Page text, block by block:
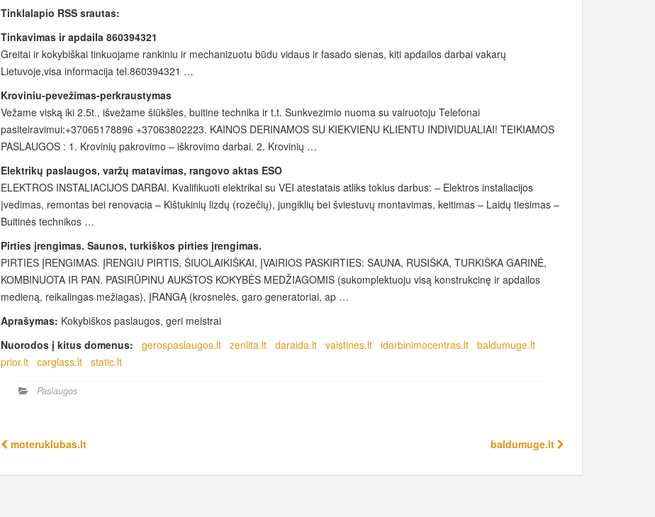
Tinklalapio RSS srautas:
Tinkavimas ir apdaila 860394321
Greitai ir kokybiškai tinkuojame rankiniu ir mechanizuotu būdu vidaus ir fasado sienas, kiti apdailos darbai vakarų
Lietuvoje,visa informacija tel.860394321 …
Kroviniu-pevežimas-perkraustymas
Vežame viską iki 2.5t., išvežame šiūkšles, buitine technika ir t.t. Sunkvezimio nuoma su vairuotoju Telefonai
pasiteiravimui:+37065178896 +37063802223. KAINOS DERINAMOS SU KIEKVIENU KLIENTU INDIVIDUALIAI! TEIKIAMOS
PASLAUGOS : 1. Krovinių pakrovimo – iškrovimo darbai. 2. Krovinių …
Elektrikų paslaugos, varžų matavimas, rangovo aktas ESO
ELEKTROS INSTALIACIJOS DARBAI. Kvalifikuoti elektrikai su VEI atestatais atliks tokius darbus: – Elektros instaliacijos
įvedimas, remontas bei renovacia – Kištukinių lizdų (rozečių), jungiklių bei šviestuvų montavimas, keitimas – Laidų tiesimas –
Buitinės technikos …
Pirties įrengimas. Saunos, turkiškos pirties įrengimas.
PIRTIES ĮRENGIMAS. ĮRENGIU PIRTIS, ŠIUOLAIKIŠKAI, ĮVAIRIOS PASKIRTIES: SAUNA, RUSIŠKA, TURKIŠKA GARINĖ,
KOMBINUOTA IR PAN. PASIRŪPINU AUKŠTOS KOKYBĖS MEDŽIAGOMIS (sukomplektuoju visą konstrukcinę ir apdailos
medieną, reikalingas mežiagas), ĮRANGĄ (krosnelės, garo generatoriai, ap …
Aprašymas: Kokybiškos paslaugos, geri meistrai
Nuorodos į kitus domenus:
gerospaslaugos.lt zenlita.lt daraida.lt vaistines.lt idarbinimocentras.lt
baldumuge.lt
prior.lt
carglass.lt static.lt
Paslaugos
moteruklubas.lt baldumuge.lt